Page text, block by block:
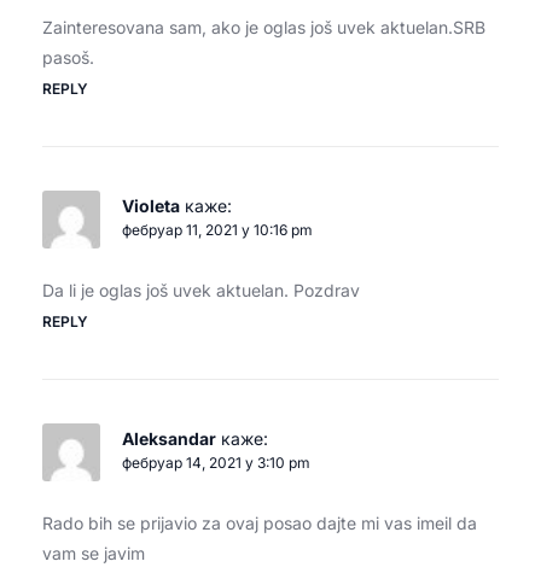
Zainteresovana sam, ako je oglas još uvek aktuelan.SRB
pasoš.
REPLY
Violeta каже:
фебруар 11, 2021 у 10:16 pm
Da li je oglas još uvek aktuelan. Pozdrav
REPLY
Aleksandar каже:
фебруар 14, 2021 у 3:10 pm
Rado bih se prijavio za ovaj posao dajte mi vas imeil da
vam se javim